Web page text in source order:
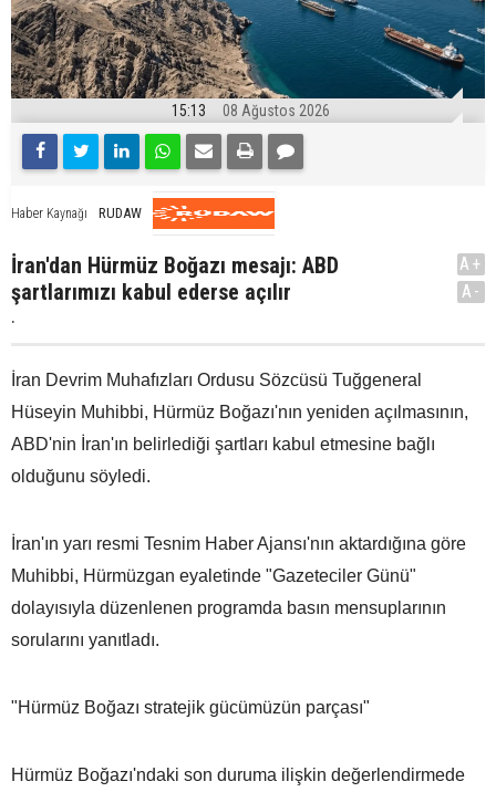
15:13 08 Ağustos 2026
Haber Kaynağı RUDAW
İran'dan Hürmüz Boğazı mesajı: ABD
şartlarımızı kabul ederse açılır
.
A+
A-
İran Devrim Muhafızları Ordusu Sözcüsü Tuğgeneral
Hüseyin Muhibbi, Hürmüz Boğazı'nın yeniden açılmasının,
ABD'nin İran'ın belirlediği şartları kabul etmesine bağlı
olduğunu söyledi.
İran'ın yarı resmi Tesnim Haber Ajansı'nın aktardığına göre
Muhibbi, Hürmüzgan eyaletinde "Gazeteciler Günü"
dolayısıyla düzenlenen programda basın mensuplarının
sorularını yanıtladı.
"Hürmüz Boğazı stratejik gücümüzün parçası"
Hürmüz Boğazı'ndaki son duruma ilişkin değerlendirmede